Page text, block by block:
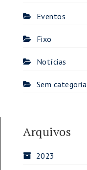
Eventos
Fixo
Notícias
Sem categoria
Arquivos
2023